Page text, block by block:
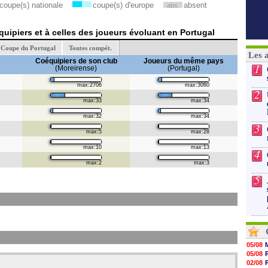
coupe(s) nationale coupe(s) d'europe abs. absent
et à celles des joueurs évoluant en Portugal
Coupe du Portugal Toutes compét.
Coéquipiers de son club
(Moreirense)
Joueurs du même pays
(Portugal)
max:2706 max:3060
max:33 max:34
max:32 max:34
max:5 max:28
max:10 max:13
max:2 max:3
Les
1
2
3
4
5
05/08
05/08
02/08